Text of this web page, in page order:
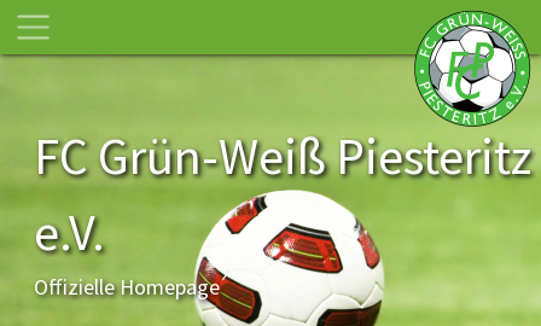
FC Grün-Weiß Piesteritz
e.V.
Offizielle Homepage